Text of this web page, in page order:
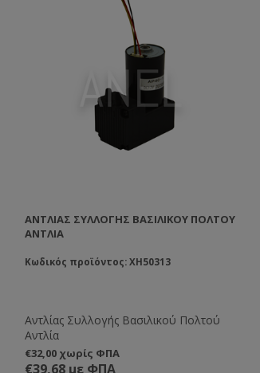
ΑΝΤΛΊΑΣ ΣΥΛΛΟΓΉΣ ΒΑΣΙΛΙΚΟΎ ΠΟΛΤΟΎ
ΑΝΤΛΊΑ
Κωδικός προϊόντος: XH50313
Αντλίας Συλλογής Βασιλικού Πολτού
Αντλία
€32,00 χωρίς ΦΠΑ
€39,68 με ΦΠΑ